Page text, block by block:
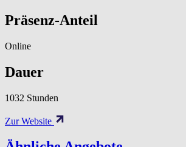
Präsenz-Anteil
Online
Dauer
1032 Stunden
Zur Website